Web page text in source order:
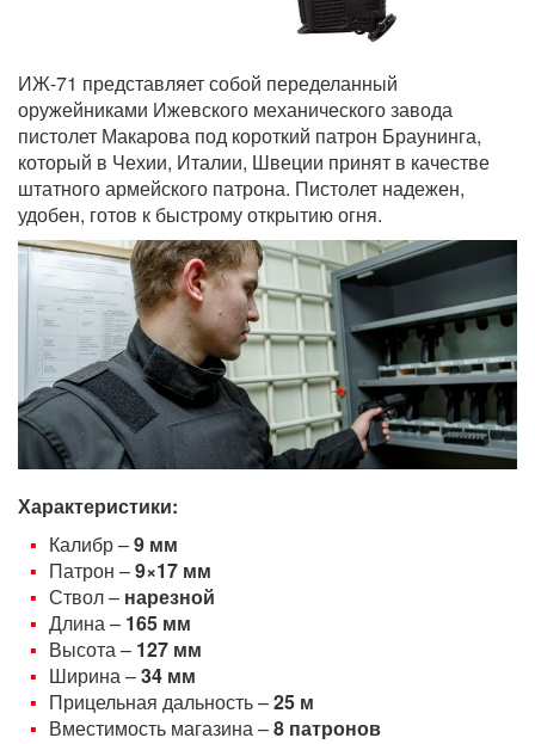
ИЖ-71 представляет собой переделанный
оружейниками Ижевского механического завода
пистолет Макарова под короткий патрон Браунинга,
который в Чехии, Италии, Швеции принят в качестве
штатного армейского патрона. Пистолет надежен,
удобен, готов к быстрому открытию огня.
Характеристики:
Калибр –9 мм
Патрон –9×17 мм
Ствол – нарезной
Длина – 165 мм
Высота – 127 мм
Ширина –34 мм
Прицельная дальность –25 м
Вместимость магазина –8 патронов